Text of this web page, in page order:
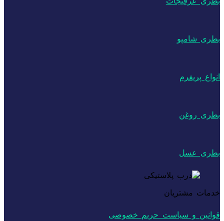
بطری شامپو
انواع پریفرم
بطری روغن
بطری عسل
خدمات مشتریان
قوانین و سیاست حریم خصوصی